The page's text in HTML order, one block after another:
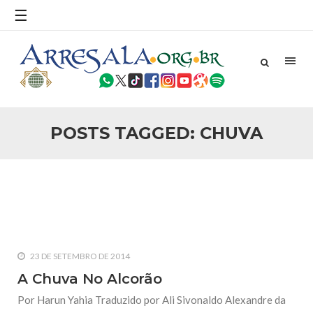
☰
POSTS TAGGED: CHUVA
do terrorismo não
25 DE SETEMBRO DE 2010
Necessárias Considerações Sobre o
Conflito
Por: Ahmed Ismail Introdução O presente artigo resume as
Em nome de Deus, O Clemente, O Misericordioso! O Centro
Islâmico no Brasil parabeniza a nação islâmica pela chegada
no ano novo muçulmano de 1435 Hejrita. Desejamos a
23 DE SETEMBRO DE 2014
A Chuva No Alcorão
Por Harun Yahia Traduzido por Ali Sivonaldo Alexandre da